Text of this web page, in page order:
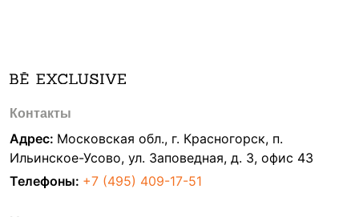
Контакты
Адрес: Московская обл., г. Красногорск, п.
Ильинское-Усово, ул. Заповедная, д. 3, офис 43
Телефоны: +7 (495) 409-17-51